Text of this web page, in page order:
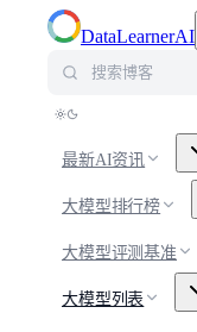
DataLearnerAI
最新AI资讯
大模型排行榜
大模型评测基准
大模型列表